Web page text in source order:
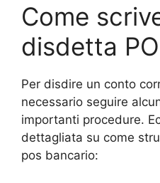
Come
disdetta
Per disdire un conto
necessario seguire
importanti procedure.
dettagliata su come
pos bancario: